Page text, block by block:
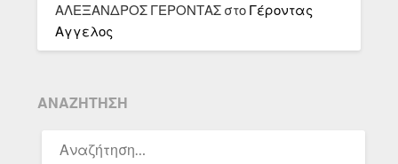
ΑΛΕΞΑΝΔΡΟΣ ΓΕΡΟΝΤΑΣ στο Γέροντας
Αγγελος
ΑΝΑΖΉΤΗΣΗ
ΓΙΑ: